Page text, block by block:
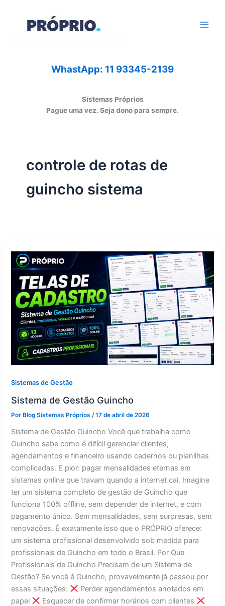
WhastApp: 11 93345-2139
Sistemas Próprios
Pague uma vez. Seja dono para sempre.
controle de rotas de
guincho sistema
Sistemas de Gestão
Sistema de Gestão Guincho
PorBlog Sistemas Próprios/17 de abril de 2026
Sistema de Gestão Guincho Você que trabalha como
Guincho sabe como é difícil gerenciar clientes,
agendamentos e financeiro usando cadernos ou planilhas
complicadas. E pior: pagar mensalidades eternas em
sistemas online que travam quando a internet cai. Imagine
ter um sistema completo de gestão de Guincho que
funciona 100% offline, sem depender de internet, e com
pagamento único. Sem mensalidades, sem surpresas, sem
renovações. É exatamente isso que o PRÓPRIO oferece:
um sistema profissional desenvolvido sob medida para
profissionais de Guincho em todo o Brasil. Por Que
Profissionais de Guincho Precisam de um Sistema de
Gestão? Se você é Guincho, provavelmente já passou por
essas situações:
Perder agendamentos anotados em
papel
Esquecer de confirmar horários com clientes